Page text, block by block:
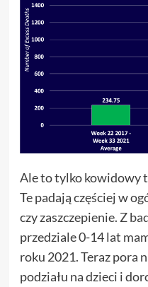
Ale to tylko kowidowy
Te padają częściej w
czy zaszczepienie. Z
przedziale 0-14 lat
roku 2021. Teraz pora
podziału na dzieci i